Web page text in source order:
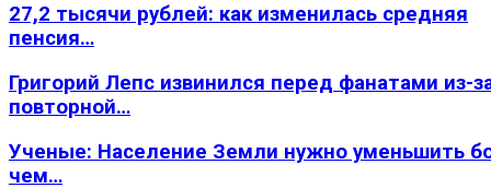
27,2 тысячи рублей: как изменилась средняя
пенсия…
Григорий Лепс извинился перед фанатами из-
повторной…
Ученые: Население Земли нужно уменьшить
чем…